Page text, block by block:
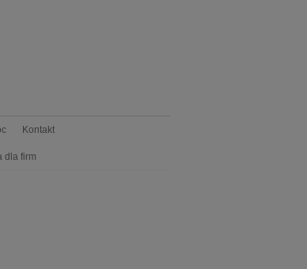
Kontakt
dla firm